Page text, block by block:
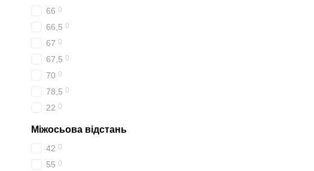
66 0
66,5 0
67 0
67,5 0
70 0
78,5 0
22 0
Міжосьова відстань
42 0
55 0